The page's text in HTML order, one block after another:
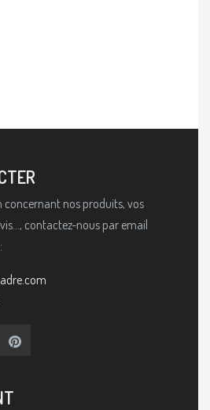
concernant nos produits, vos
contactez-nous par email